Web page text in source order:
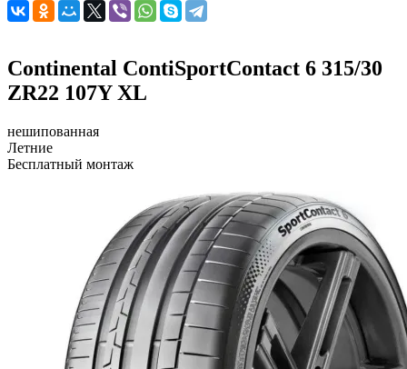
Continental ContiSportContact 6 315/30
ZR22 107Y XL
нешипованная
Летние
Бесплатный монтаж